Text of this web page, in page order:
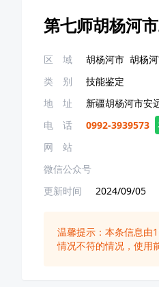
第七师胡杨河
区 域 胡杨河市 胡杨
类 别
技能鉴定
地 址
新疆胡杨河市安
电 话
0992-3939573
网 站
微信公众号
更新时间
2024/09/05
温馨提示：本条信息由
情况不符的情况，使用